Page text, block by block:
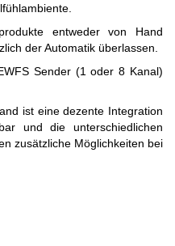
entweder von Hand
der Automatik überlassen.
Sender (1 oder 8 Kanal)
ist eine dezente Integration
und die unterschiedlichen
zusätzliche Möglichkeiten bei